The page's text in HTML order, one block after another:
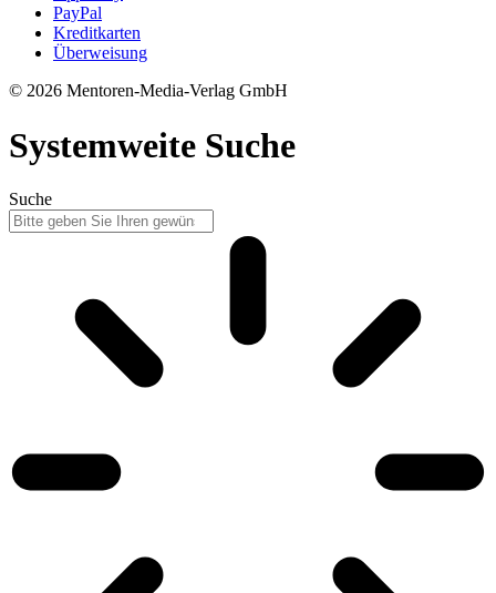
PayPal
Kreditkarten
Überweisung
© 2026 Mentoren-Media-Verlag GmbH
Systemweite Suche
Suche